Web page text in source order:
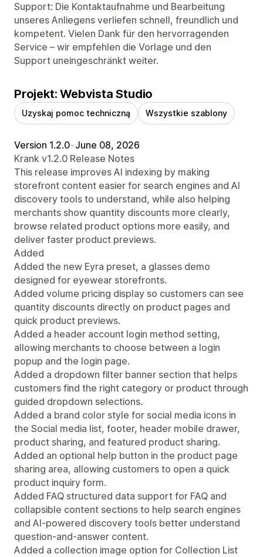
Support: Die Kontaktaufnahme und Bearbeitung
unseres Anliegens verliefen schnell, freundlich und
kompetent. Vielen Dank für den hervorragenden
Service – wir empfehlen die Vorlage und den
Support uneingeschränkt weiter.
Projekt: Webvista Studio
Uzyskaj pomoc techniczną Wszystkie szablony
Version 1.2.0•June 08, 2026
Krank v1.2.0 Release Notes
This release improves AI indexing by making
storefront content easier for search engines and AI
discovery tools to understand, while also helping
merchants show quantity discounts more clearly,
browse related product options more easily, and
deliver faster product previews.
Added
Added the new Eyra preset, a glasses demo
designed for eyewear storefronts.
Added volume pricing display so customers can see
quantity discounts directly on product pages and
quick product previews.
Added a header account login method setting,
allowing merchants to choose between a login
popup and the login page.
Added a dropdown filter banner section that helps
customers find the right category or product through
guided dropdown selections.
Added a brand color style for social media icons in
the Social media list, footer, header mobile drawer,
product sharing, and featured product sharing.
Added an optional help button in the product page
sharing area, allowing customers to open a quick
product inquiry form.
Added FAQ structured data support for FAQ and
collapsible content sections to help search engines
and AI-powered discovery tools better understand
question-and-answer content.
Added a collection image option for Collection List